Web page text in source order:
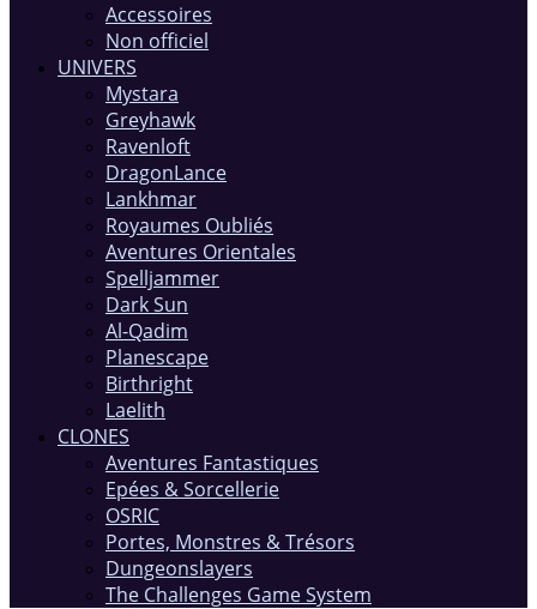
Accessoires
Non officiel
UNIVERS
Mystara
Greyhawk
Ravenloft
DragonLance
Lankhmar
Royaumes Oubliés
Aventures Orientales
Spelljammer
Dark Sun
Al-Qadim
Planescape
Birthright
Laelith
CLONES
Aventures Fantastiques
Epées & Sorcellerie
OSRIC
Portes, Monstres & Trésors
Dungeonslayers
The Challenges Game System